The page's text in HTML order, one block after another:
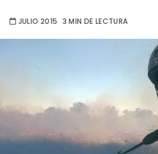
JULIO 2015 3 MIN DE LECTURA